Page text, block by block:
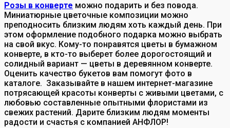
Розы в конверте можно подарить и без повода.
Миниатюрные цветочные композиции можно
преподносить близким людям хоть каждый день. При
этом оформление подобного подарка можно выбрать
на свой вкус. Кому-то понравятся цветы в бумажном
конверте, в кто-то выберет более дорогостоящий и
солидный вариант — цветы в деревянном конверте.
Оценить качество букетов вам помогут фото в
каталоге. Заказывайте в нашем интернет-магазине
потрясающей красоты конверты с живыми цветами, с
любовью составленные опытными флористами из
свежих растений. Дарите близким людям моменты
радости и счастья с компанией АНФЛОР!